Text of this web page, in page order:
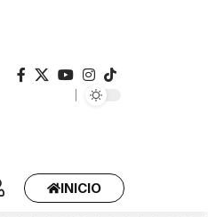
INICIO